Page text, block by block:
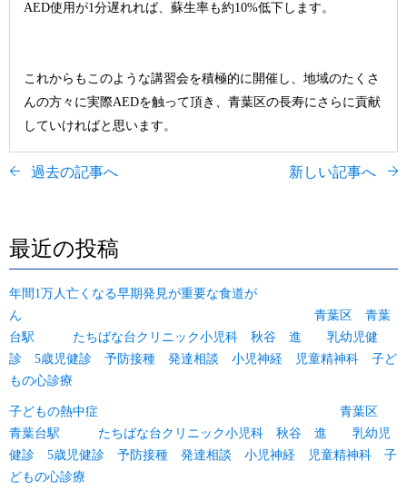
AED使用が1分遅れれば、蘇生率も約10%低下します。
これからもこのような講習会を積極的に開催し、地域のたくさ
んの方々に実際AEDを触って頂き、青葉区の長寿にさらに貢献
していければと思います。
過去の記事へ 新しい記事へ
最近の投稿
年間1万人亡くなる早期発見が重要な食道が
ん 青葉区 青葉
台駅 たちばな台クリニック小児科 秋谷 進 乳幼児健
診 5歳児健診 予防接種 発達相談 小児神経 児童精神科 子ど
もの心診療
子どもの熱中症 青葉区
青葉台駅 たちばな台クリニック小児科 秋谷 進 乳幼児
健診 5歳児健診 予防接種 発達相談 小児神経 児童精神科 子
どもの心診療